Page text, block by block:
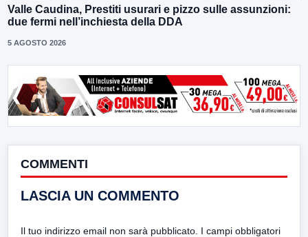
Valle Caudina, Prestiti usurari e pizzo sulle assunzioni:
due fermi nell’inchiesta della DDA
5 AGOSTO 2026
COMMENTI
LASCIA UN COMMENTO
Il tuo indirizzo email non sarà pubblicato. I campi obbligatori